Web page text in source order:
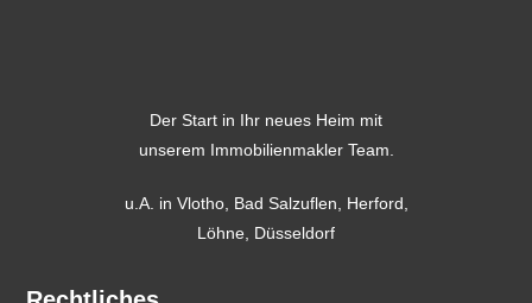
Der Start in Ihr neues Heim mit
unserem Immobilienmakler Team.
u.A. in Vlotho, Bad Salzuflen Herford
Löhne, Düsseldorf